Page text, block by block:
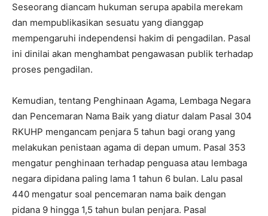
Seseorang diancam hukuman serupa apabila merekam
dan mempublikasikan sesuatu yang dianggap
mempengaruhi independensi hakim di pengadilan. Pasal
ini dinilai akan menghambat pengawasan publik terhadap
proses pengadilan.
Kemudian, tentang Penghinaan Agama, Lembaga Negara
dan Pencemaran Nama Baik yang diatur dalam Pasal 304
RKUHP mengancam penjara 5 tahun bagi orang yang
melakukan penistaan agama di depan umum. Pasal 353
mengatur penghinaan terhadap penguasa atau lembaga
negara dipidana paling lama 1 tahun 6 bulan. Lalu pasal
440 mengatur soal pencemaran nama baik dengan
pidana 9 hingga 1,5 tahun bulan penjara. Pasal